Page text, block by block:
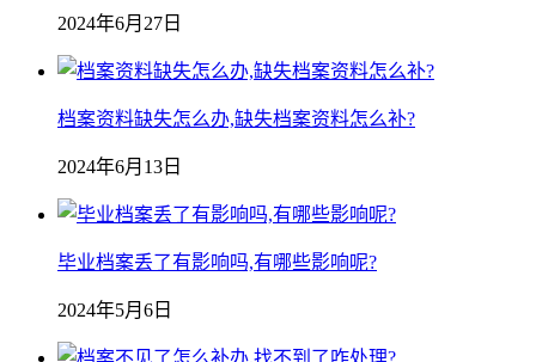
2024年6月27日
档案资料缺失怎么办,缺失档案资料怎么补?
2024年6月13日
毕业档案丢了有影响吗,有哪些影响呢?
2024年5月6日